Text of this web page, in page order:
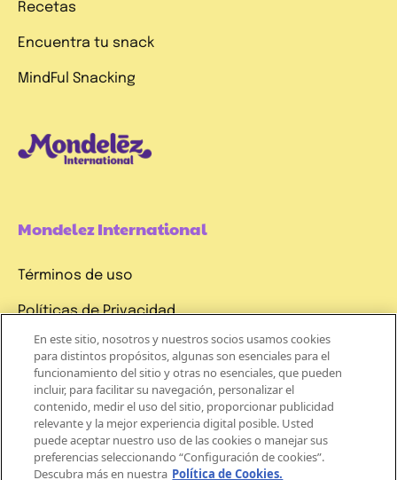
Recetas
Encuentra tu snack
MindFul Snacking
Mondelez International
Términos de uso
Políticas de Privacidad
Aviso de Cookie
En este sitio, nosotros y nuestros socios usamos cookies
para distintos propósitos, algunas son esenciales para el
funcionamiento del sitio y otras no esenciales, que pueden
incluir, para facilitar su navegación, personalizar el
contenido, medir el uso del sitio, proporcionar publicidad
relevante y la mejor experiencia digital posible. Usted
puede aceptar nuestro uso de las cookies o manejar sus
preferencias seleccionando “Configuración de cookies”.
Descubra más en nuestra Política de Cookies.
¡REGÍSTRATE
A
NUESTRO
NEWSLETTER